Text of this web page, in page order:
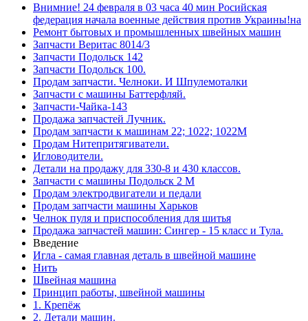
Внимние! 24 февраля в 03 часа 40 мин Росийская
федерация начала военные действия против Украины!на
Ремонт бытовых и промышленных швейных машин
Запчасти Веритас 8014/3
Запчасти Подольск 142
Запчасти Подольск 100.
Продам запчасти. Челноки. И Шпулемоталки
Запчасти с машины Баттерфляй.
Запчасти-Чайка-143
Продажа запчастей Лучник.
Продам запчасти к машинам 22; 1022; 1022М
Продам Нитепритягиватели.
Игловодители.
Детали на продажу для 330-8 и 430 классов.
Запчасти с машины Подольск 2 М
Продам электродвигатели и педали
Продам запчасти машины Харьков
Челнок пуля и приспособления для шитья
Продажа запчастей машин: Сингер - 15 класс и Тула.
Введение
Игла - самая главная деталь в швейной машине
Нить
Швейная машина
Принцип работы, швейной машины
1. Крепёж
2. Детали машин.